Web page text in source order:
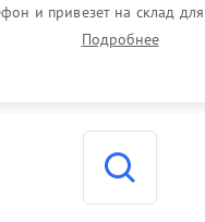
и привезет на склад
Подробнее